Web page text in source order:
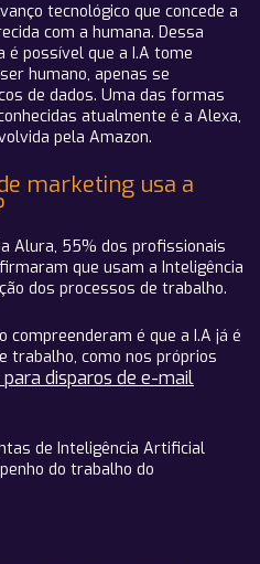
tecnológico que concede a
com a humana. Dessa
possível que a I.A tome
humano, apenas se
de dados. Uma das formas
atualmente é a Alexa,
pela Amazon.
marketing usa a
Alura, 55% dos profissionais
que usam a Inteligência
dos processos de trabalho.
compreenderam é que a I.A já é
trabalho, como nos próprios
disparos de e-mail
de Inteligência Artificial
do trabalho do